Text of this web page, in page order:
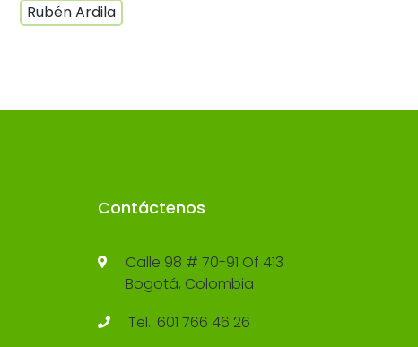
Rubén Ardila
Contáctenos
Calle 98 # 70-91 Of 413
Bogotá, Colombia
Tel.: 601 766 46 26